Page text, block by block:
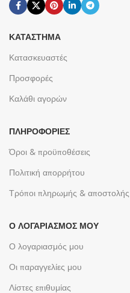
ΚΑΤΆΣΤΗΜΑ
Κατασκευαστές
Προσφορές
Καλάθι αγορών
ΠΛΗΡΟΦΟΡΊΕΣ
Όροι & προϋποθέσεις
Πολιτική απορρήτου
Τρόποι πληρωμής & αποστολής
Ο ΛΟΓΑΡΙΑΣΜΌΣ ΜΟΥ
Ο λογαριασμός μου
Οι παραγγελίες μου
Λίστες επιθυμίας